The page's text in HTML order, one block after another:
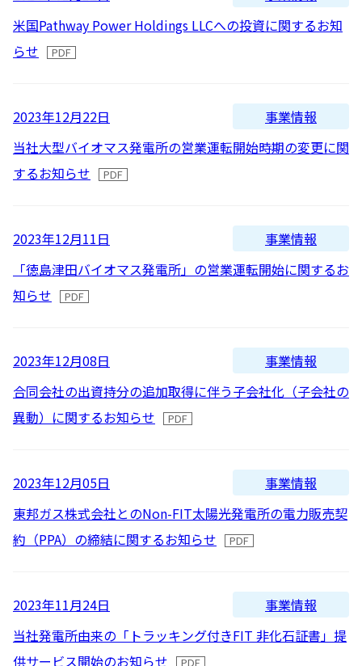
米国Pathway Power Holdings LLCへの投資に関するお知
らせ
2023年12月22日
事業情報
当社大型バイオマス発電所の営業運転開始時期の変更に関
するお知らせ
2023年12月11日
事業情報
「徳島津田バイオマス発電所」の営業運転開始に関するお
知らせ
2023年12月08日
事業情報
合同会社の出資持分の追加取得に伴う子会社化（子会社の
異動）に関するお知らせ
2023年12月05日
事業情報
東邦ガス株式会社とのNon-FIT太陽光発電所の電力販売契
約（PPA）の締結に関するお知らせ
2023年11月24日
事業情報
当社発電所由来の「トラッキング付きFIT 非化石証書」提
供サービス開始のお知らせ